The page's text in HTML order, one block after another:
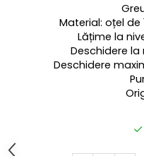
Material: oțel de
Lățime la
Deschidere la
Deschidere